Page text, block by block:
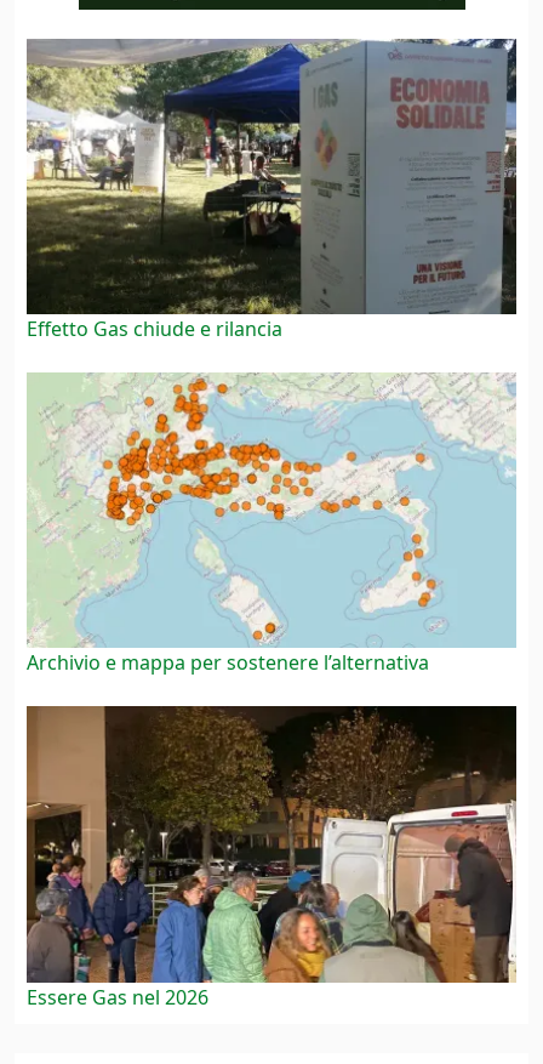
Effetto Gas chiude e rilancia
Archivio e mappa per sostenere l’alternativa
Essere Gas nel 2026